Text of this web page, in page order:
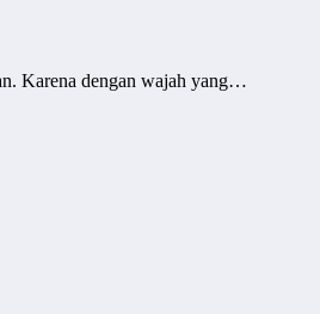
Karena dengan wajah yang…